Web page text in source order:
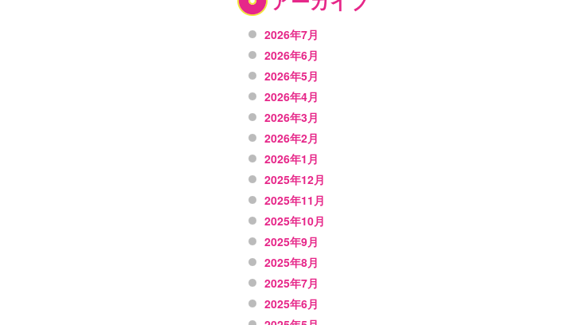
2026年7月
2026年6月
2026年5月
2026年4月
2026年3月
2026年2月
2026年1月
2025年12月
2025年11月
2025年10月
2025年9月
2025年8月
2025年7月
2025年6月